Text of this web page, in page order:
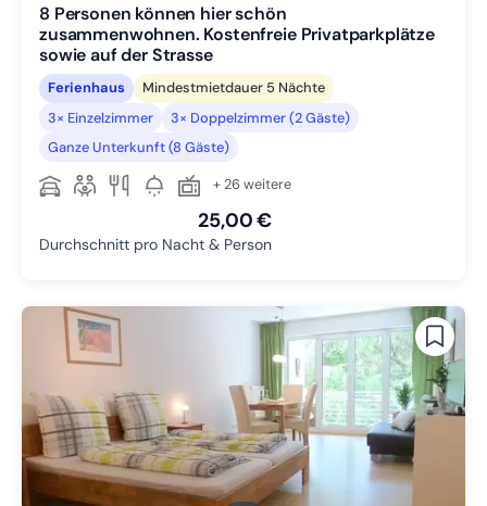
8 Personen können hier schön
zusammenwohnen. Kostenfreie Privatparkplätze
sowie auf der Strasse
Ferienhaus
Mindestmietdauer 5 Nächte
3× Einzelzimmer
3× Doppelzimmer (2 Gäste)
Ganze Unterkunft (8 Gäste)
+ 26 weitere
25,00 €
Durchschnitt pro Nacht & Person